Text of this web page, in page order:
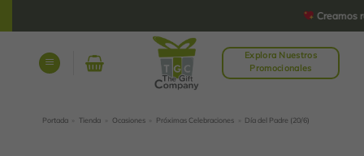
Creamos
Explora Nuestros
Promocionales
Portada Tienda Ocasiones Próximas Celebraciones Día del Padre (20/6)